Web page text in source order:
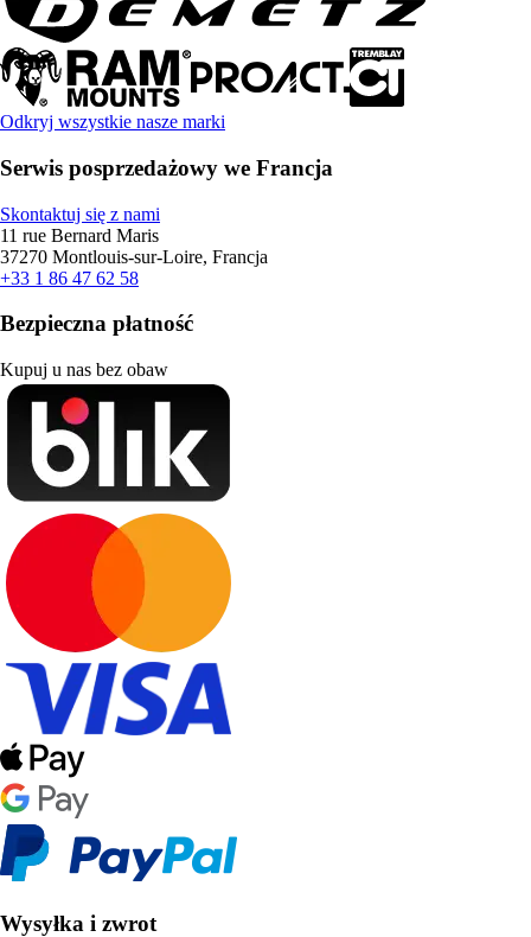
Odkryj wszystkie nasze marki
Serwis posprzedażowy we Francja
Skontaktuj się z nami
11 rue Bernard Maris
37270 Montlouis-sur-Loire, Francja
+33 1 86 47 62 58
Bezpieczna płatność
Kupuj u nas bez obaw
Wysyłka i zwrot